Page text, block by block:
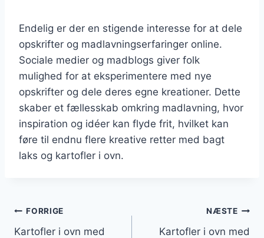
Endelig er der en stigende interesse for at dele
opskrifter og madlavningserfaringer online.
Sociale medier og madblogs giver folk
mulighed for at eksperimentere med nye
opskrifter og dele deres egne kreationer. Dette
skaber et fællesskab omkring madlavning, hvor
inspiration og idéer kan flyde frit, hvilket kan
føre til endnu flere kreative retter med bagt
laks og kartofler i ovn.
Indlægsnavigation
FORRIGE
Kartofler i ovn med
NÆSTE
Kartofler i ovn med